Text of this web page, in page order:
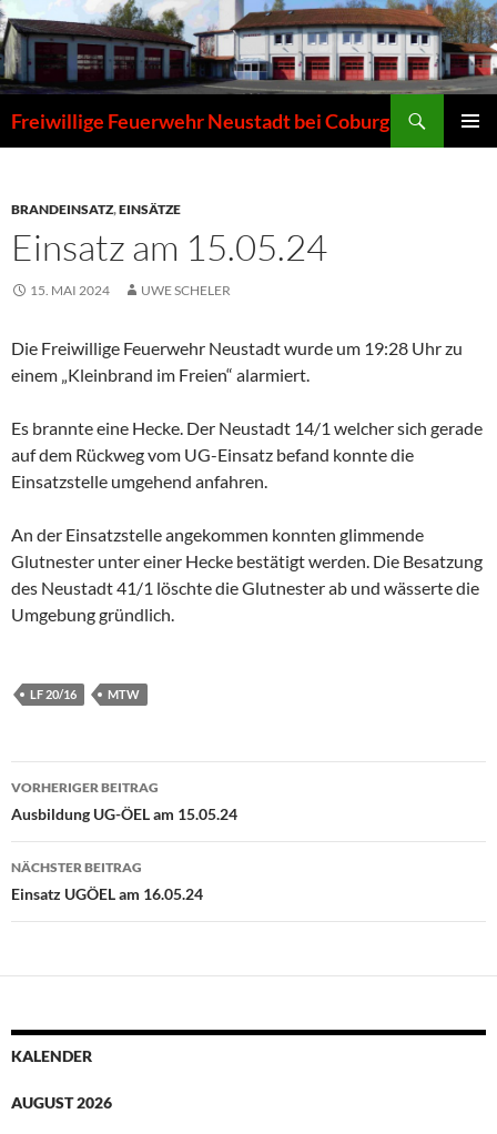
Zum
Inhalt
springen
Freiwillige Feuerwehr Neustadt bei Coburg
BRANDEINSATZ,EINSÄTZE
Einsatz am 15.05.24
15. MAI 2024 UWE SCHELER
Die Freiwillige Feuerwehr Neustadt wurde um 19:28 Uhr zu
einem „Kleinbrand im Freien“ alarmiert.
Es brannte eine Hecke. Der Neustadt 14/1 welcher sich gerade
auf dem Rückweg vom UG-Einsatz befand konnte die
Einsatzstelle umgehend anfahren.
An der Einsatzstelle angekommen konnten glimmende
Glutnester unter einer Hecke bestätigt werden. Die Besatzung
des Neustadt 41/1 löschte die Glutnester ab und wässerte die
Umgebung gründlich.
LF 20/16 MTW
Beitragsnavigation
VORHERIGER BEITRAG
Ausbildung UG-ÖEL am 15.05.24
NÄCHSTER BEITRAG
Einsatz UGÖEL am 16.05.24
KALENDER
AUGUST 2026